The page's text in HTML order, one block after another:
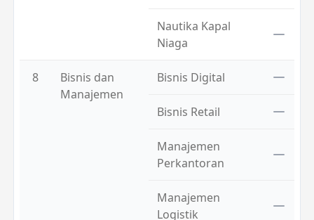
Nautika Kapal
Niaga
8
Bisnis dan
Manajemen
Bisnis Digital
Bisnis Retail
Manajemen
Perkantoran
Manajemen
Logistik